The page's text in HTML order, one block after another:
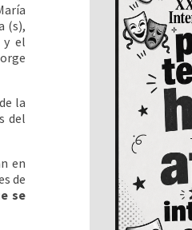
(s),
y el
la
del
en
de
se